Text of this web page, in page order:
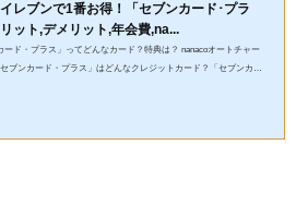
レブンで1番お得！「セブンカード･プラ
ット,デメリット,年会費,na...
ード・プラス」ってどんなカード？特典は？ nanacoオートチャー
ブンカード・プラス」はどんなクレジットカード？「セブンカー